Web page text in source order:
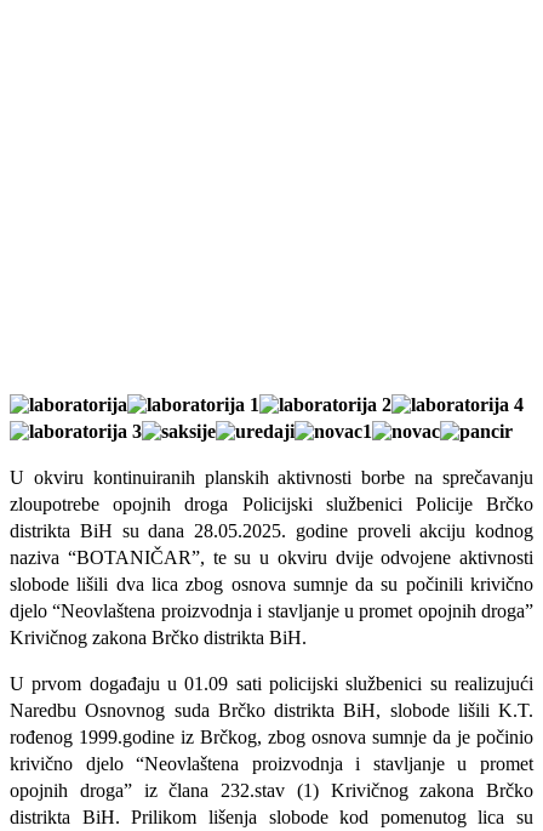
U okviru kontinuiranih planskih aktivnosti borbe na sprečavanju
zloupotrebe opojnih droga Policijski službenici Policije Brčko
distrikta BiH su dana 28.05.2025. godine proveli akciju kodnog
naziva “BOTANIČAR”, te su u okviru dvije odvojene aktivnosti
slobode lišili dva lica zbog osnova sumnje da su počinili krivično
djelo “Neovlaštena proizvodnja i stavljanje u promet opojnih droga”
Krivičnog zakona Brčko distrikta BiH.
U prvom događaju u 01.09 sati policijski službenici su realizujući
Naredbu Osnovnog suda Brčko distrikta BiH, slobode lišili K.T.
rođenog 1999.godine iz Brčkog, zbog osnova sumnje da je počinio
krivično djelo “Neovlaštena proizvodnja i stavljanje u promet
opojnih droga” iz člana 232.stav (1) Krivičnog zakona Brčko
distrikta BiH. Prilikom lišenja slobode kod pomenutog lica su